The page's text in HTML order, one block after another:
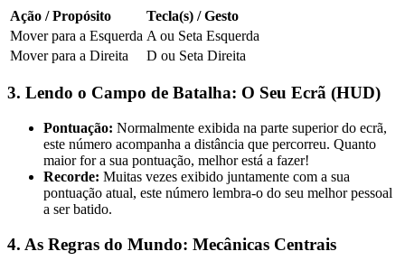
Ação / Propósito
Tecla(s) / Gesto
Mover para a Esquerda A ou Seta Esquerda
Mover para a Direita
D ou Seta Direita
3. Lendo o Campo de Batalha: O Seu Ecrã (HUD)
Pontuação: Normalmente exibida na parte superior do ecrã,
este número acompanha a distância que percorreu. Quanto
maior for a sua pontuação, melhor está a fazer!
Recorde: Muitas vezes exibido juntamente com a sua
pontuação atual, este número lembra-o do seu melhor pessoal
a ser batido.
4. As Regras do Mundo: Mecânicas Centrais